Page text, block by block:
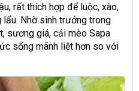
rất thích hợp để luộc, xào,
lẩu. Nhờ sinh trưởng trong
sương giá, cải mèo Sapa
sống mãnh liệt hơn so với